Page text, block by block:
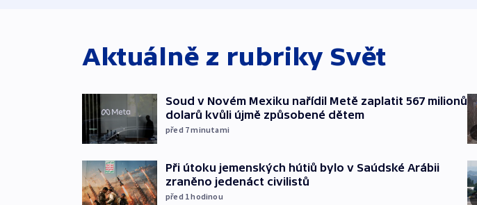
Aktuálně z rubriky Svět
Soud v Novém Mexiku nařídil Metě zaplatit 567 milionů
dolarů kvůli újmě způsobené dětem
před 7minutami
Při útoku jemenských hútiů bylo v Saúdské Arábii
zraněno jedenáct civilistů
před 1hodinou